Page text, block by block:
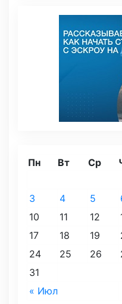
Пн Вт Ср
« Июл
3
4 5
10
11 12
17
18 19
24
25 26
31